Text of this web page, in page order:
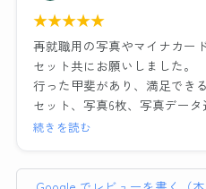
す。
上げていただき、データも
即日送っていただけたので
大変助かりました。
ノーメイクで、と準備のと
ころに記載されてましたが
どうしても眉だけは描いて
までも大丈夫ですよ〜と優
★★★★★
再就職用の写真やマイナカー
セット共にお願いしました。
行った甲斐があり、満足でき
セット、写真6枚、写真デー
のボックスに入って撮れば数
続きを読む